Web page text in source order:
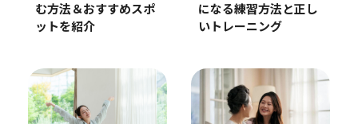
む方法＆おすすめスポ
ットを紹介
になる練習方法と正し
いトレーニング